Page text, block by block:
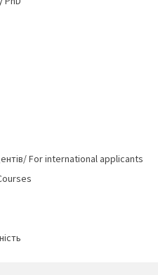
For international applicants